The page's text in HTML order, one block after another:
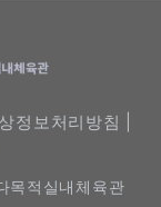
정보처리방침 |
목적실내체육관